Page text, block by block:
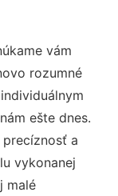
vám
rozumné
ešte dnes.
precíznosť a
vykonanej
malé